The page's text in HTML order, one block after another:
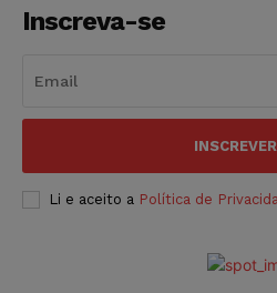
Inscreva-se
INSCREVER
Li e aceito a Política de